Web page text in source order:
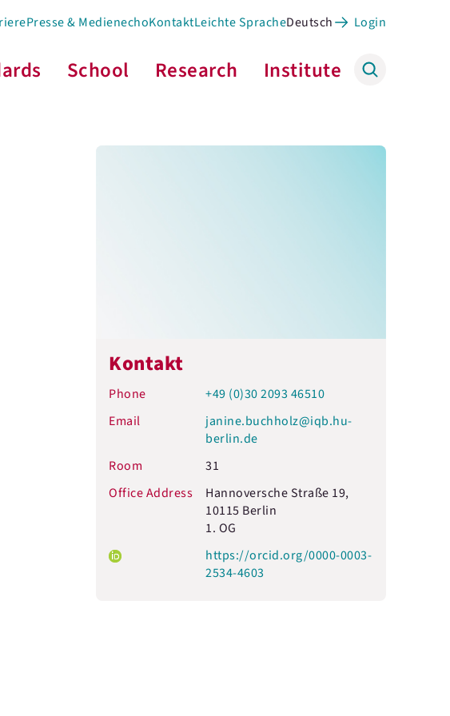
Presse & MedienechoKontaktLeichte SpracheDeutsch Login
School Research Institute
Kontakt
Phone
+49 (0)30 2093 46510
Email
janine.buchholz@iqb.hu-
berlin.de
Room
31
Office Address
Hannoversche Straße 19,
10115 Berlin
1. OG
https://orcid.org/0000-0003-
2534-4603